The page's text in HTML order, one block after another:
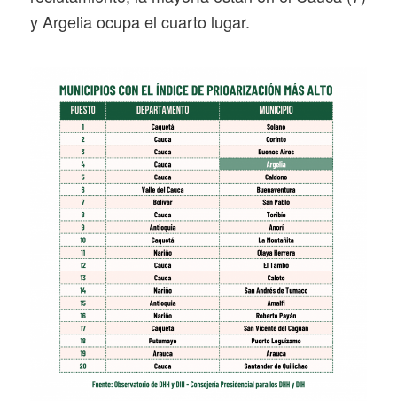
y Argelia ocupa el cuarto lugar.